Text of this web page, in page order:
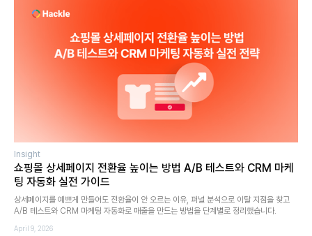
Insight
쇼핑몰 상세페이지 전환율 높이는 방법 A/B 테스트와 CRM 마케
팅 자동화 실전 가이드
상세페이지를 예쁘게 만들어도 전환율이 안 오르는 이유, 퍼널 분석으로 이탈 지점을 찾고
A/B 테스트와 CRM 마케팅 자동화로 매출을 만드는 방법을 단계별로 정리했습니다.
April 9, 2026